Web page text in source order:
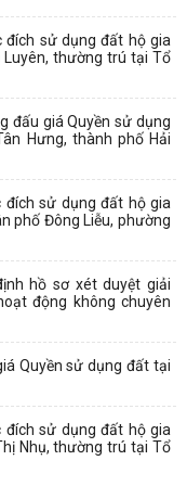
đích sử dụng đất hộ gia
thường trú tại Tổ
đấu giá Quyền sử dụng
Hưng, thành phố Hải
đích sử dụng đất hộ gia
phố Đông Liễu, phường
hồ sơ xét duyệt giải
động không chuyên
Quyền sử dụng đất tại
đích sử dụng đất hộ gia
Nhụ, thường trú tại Tổ